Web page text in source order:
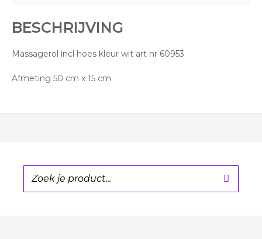
60953
BESCHRIJVING
Massagerol incl hoes kleur wit art nr 60953
Afmeting 50 cm x 15 cm